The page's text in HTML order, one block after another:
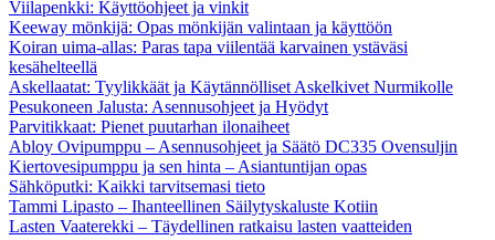
Viilapenkki: Käyttöohjeet ja vinkit
Keeway mönkijä: Opas mönkijän valintaan ja käyttöön
Koiran uima-allas: Paras tapa viilentää karvainen ystäväsi
kesähelteellä
Askellaatat: Tyylikkäät ja Käytännölliset Askelkivet Nurmikolle
Pesukoneen Jalusta: Asennusohjeet ja Hyödyt
Parvitikkaat: Pienet puutarhan ilonaiheet
Abloy Ovipumppu – Asennusohjeet ja Säätö DC335 Ovensuljin
Kiertovesipumppu ja sen hinta – Asiantuntijan opas
Sähköputki: Kaikki tarvitsemasi tieto
Tammi Lipasto – Ihanteellinen Säilytyskaluste Kotiin
Lasten Vaaterekki – Täydellinen ratkaisu lasten vaatteiden